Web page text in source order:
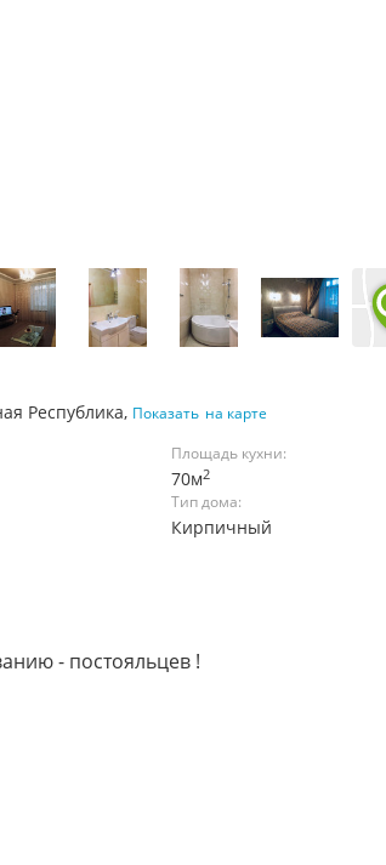
Республика, Показать на карте
Площадь кухни:
70м2
Тип дома:
Кирпичный
- постояльцев !